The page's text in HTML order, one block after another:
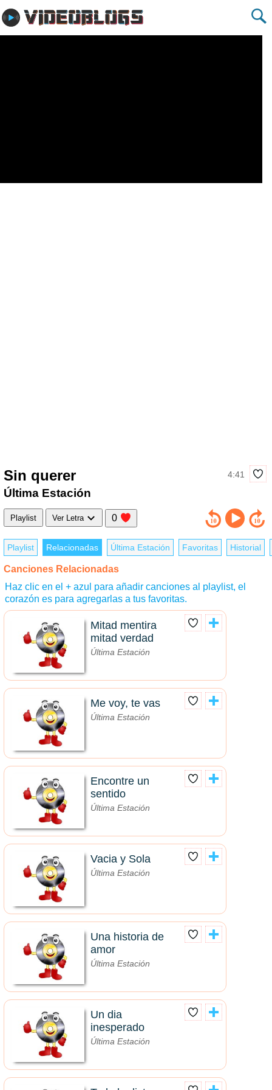
Sin querer 4:41
Última Estación
Playlist Ver Letra 0
Playlist Relacionadas Última Estación Favoritas Historial
Canciones Relacionadas
Haz clic en el + azul para añadir canciones al playlist, el
corazón es para agregarlas a tus favoritas.
Mitad mentira
mitad verdad
Última Estación
Me voy, te vas
Última Estación
Encontre un
sentido
Última Estación
Vacia y Sola
Última Estación
Una historia de
amor
Última Estación
Un dia
inesperado
Última Estación